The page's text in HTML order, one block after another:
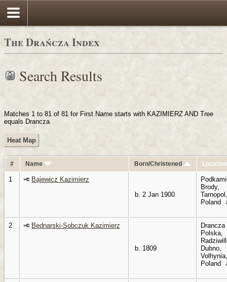
The Drańcza Index
Search Results
Matches 1 to 81 of 81 for First Name starts with KAZIMIERZ AND Tree
equals Drancza
Heat Map
# Name Born/Christened
1
Bajewicz Kazimierz
b. 2 Jan 1900
Brody,
Tarnopol,
Poland
2 Bednarski-Sobczuk Kazimierz
b. 1809
Drancza
Polska,
Dubno,
Volhynia,
Poland